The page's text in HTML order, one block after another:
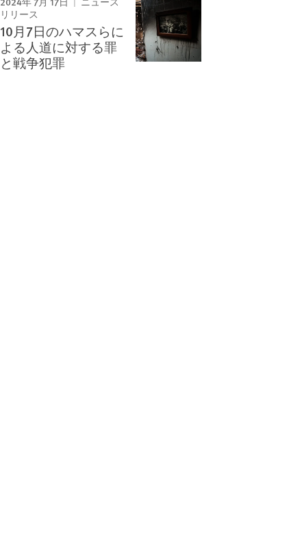
ニュース
リリース
10月7日のハマスらに
よる人道に対する罪
と戦争犯罪